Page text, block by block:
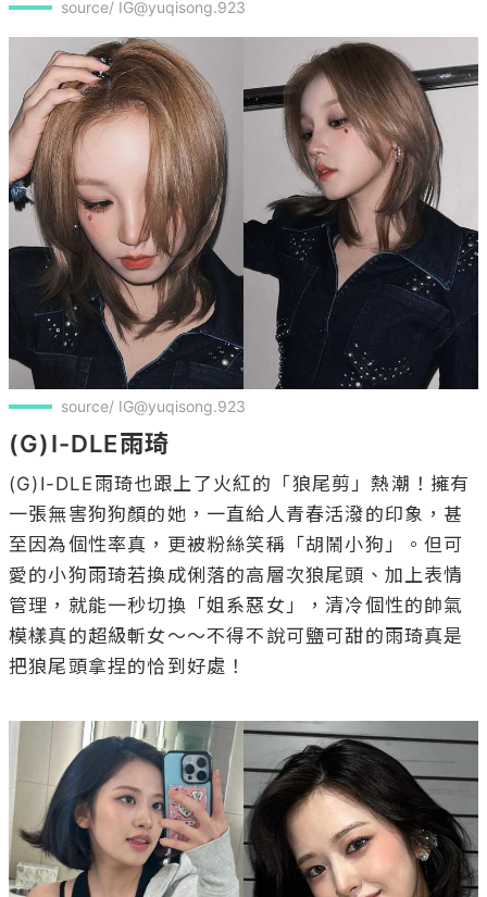
source/ IG@yuqisong.923
source/ IG@yuqisong.923
(G)I-DLE雨琦
(G)I-DLE雨琦也跟上了火紅的「狼尾剪」熱潮！擁有
一張無害狗狗顏的她，一直給人青春活潑的印象，甚
至因為個性率真，更被粉絲笑稱「胡鬧小狗」。但可
愛的小狗雨琦若換成俐落的高層次狼尾頭、加上表情
管理，就能一秒切換「姐系惡女」，清冷個性的帥氣
模樣真的超級斬女～～不得不說可鹽可甜的雨琦真是
把狼尾頭拿捏的恰到好處！